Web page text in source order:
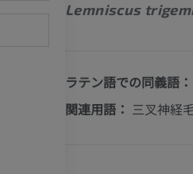
Lemniscus
ラテン語での同義語：
関連用語： 三叉神経